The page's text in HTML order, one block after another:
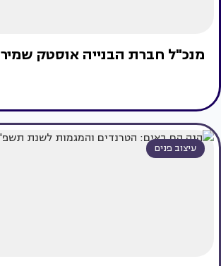
מנכ"ל חברת הבנייה אוסטק שמיר
עיצוב פנים